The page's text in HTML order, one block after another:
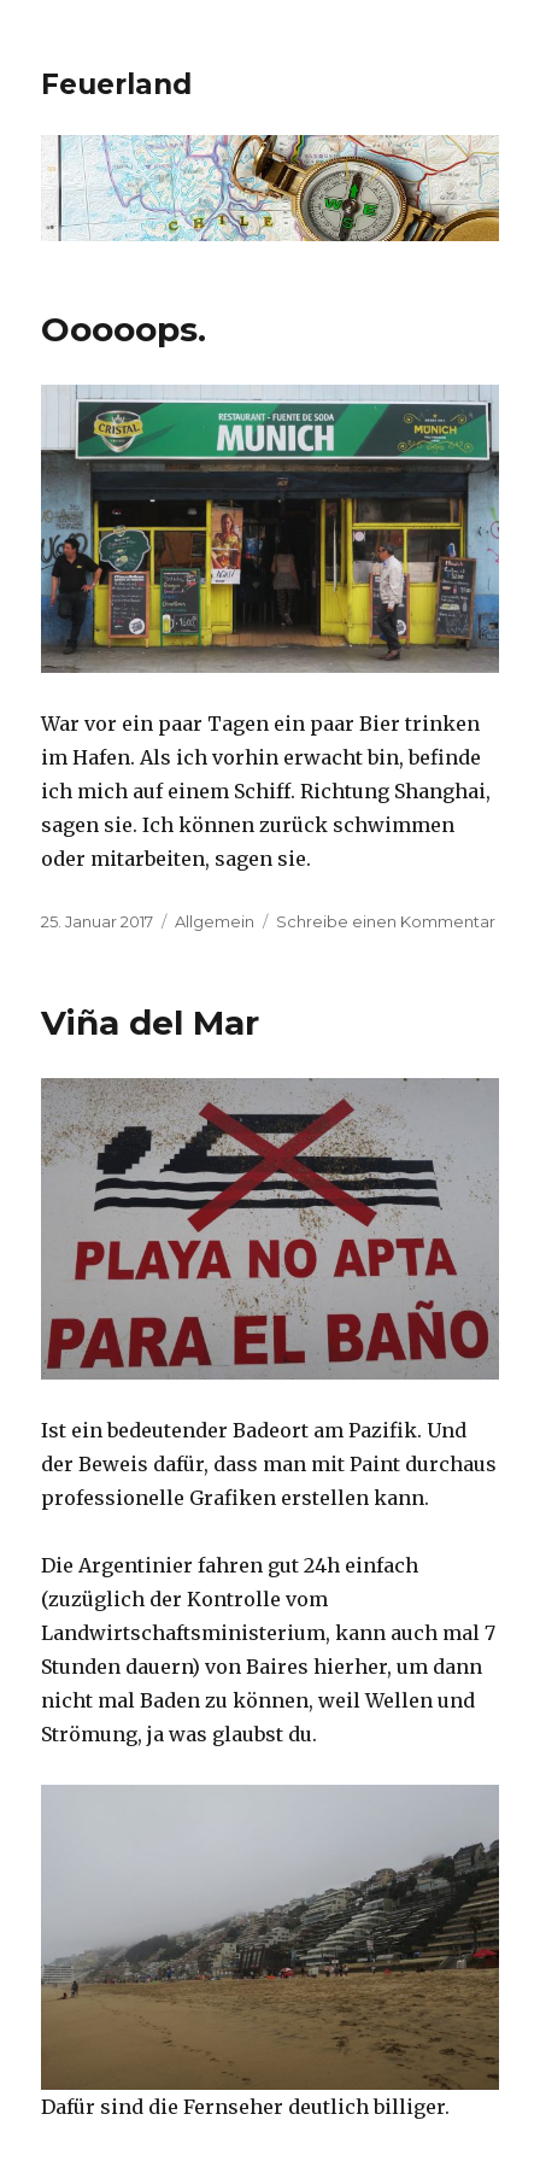
Feuerland
Ooooops.
War vor ein paar Tagen ein paar Bier trinken
im Hafen. Als ich vorhin erwacht bin, befinde
ich mich auf einem Schiff. Richtung Shanghai,
sagen sie. Ich können zurück schwimmen
oder mitarbeiten, sagen sie.
Veröffentlicht
25. Januar 2017 Kategorien
Allgemein Schreibe einen Kommentarzu
Viña del Mar
Ist ein bedeutender Badeort am Pazifik. Und
der Beweis dafür, dass man mit Paint durchaus
professionelle Grafiken erstellen kann.
Die Argentinier fahren gut 24h einfach
(zuzüglich der Kontrolle vom
Landwirtschaftsministerium, kann auch mal 7
Stunden dauern) von Baires hierher, um dann
nicht mal Baden zu können, weil Wellen und
Strömung, ja was glaubst du.
Dafür sind die Fernseher deutlich billiger.